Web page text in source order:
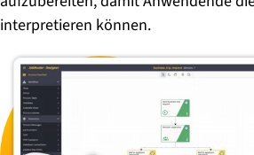
interpretieren können.